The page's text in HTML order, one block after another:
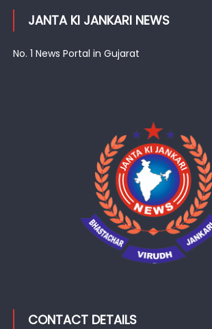
JANTA KI JANKARI NEWS
No. 1 News Portal in Gujarat
CONTACT DETAILS